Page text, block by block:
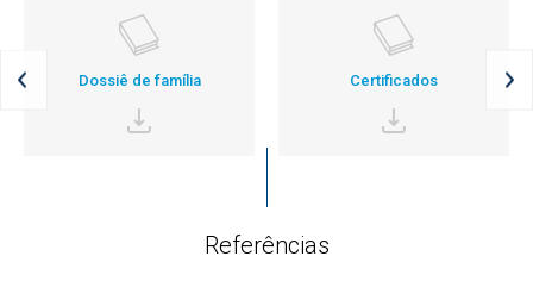
Dossiê de família Certificados
Referências